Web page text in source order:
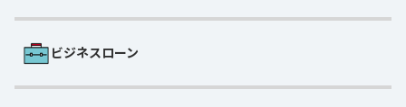
ビジネスローン